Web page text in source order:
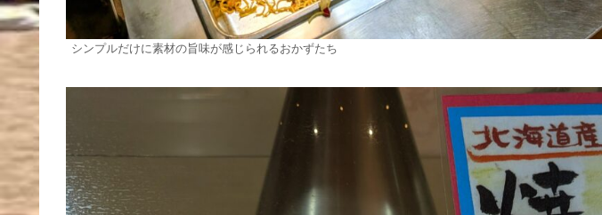
シンプルだけに素材の旨味が感じられるおかずたち